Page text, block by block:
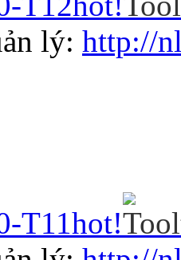
lý: http://
T11hot!